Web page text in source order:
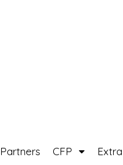
Partners CFP Extra